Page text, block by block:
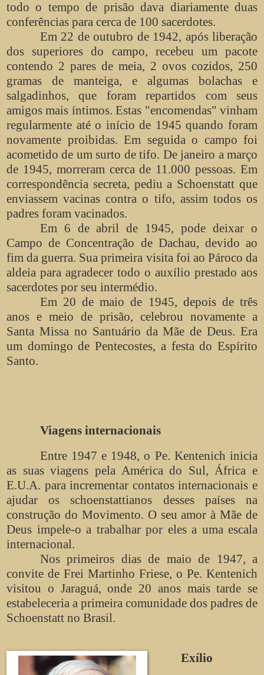
todo o tempo de prisão dava diariamente duas
conferências para cerca de 100 sacerdotes.
Em 22 de outubro de 1942, após liberação
dos superiores do campo, recebeu um pacote
contendo 2 pares de meia, 2 ovos cozidos, 250
gramas de manteiga, e algumas bolachas e
salgadinhos, que foram repartidos com seus
amigos mais íntimos. Estas "encomendas" vinham
regularmente até o início de 1945 quando foram
novamente proibidas. Em seguida o campo foi
acometido de um surto de tifo. De janeiro a março
de 1945, morreram cerca de 11.000 pessoas. Em
correspondência secreta, pediu a Schoenstatt que
enviassem vacinas contra o tifo, assim todos os
padres foram vacinados.
Em 6 de abril de 1945, pode deixar o
Campo de Concentração de Dachau, devido ao
fim da guerra. Sua primeira visita foi ao Pároco da
aldeia para agradecer todo o auxílio prestado aos
sacerdotes por seu intermédio.
Em 20 de maio de 1945, depois de três
anos e meio de prisão, celebrou novamente a
Santa Missa no Santuário da Mãe de Deus. Era
um domingo de Pentecostes, a festa do Espírito
Santo.
Viagens internacionais
Entre 1947 e 1948, o Pe. Kentenich inicia
as suas viagens pela América do Sul, África e
E.U.A. para incrementar contatos internacionais e
ajudar os schoenstattianos desses países na
construção do Movimento. O seu amor à Mãe de
Deus impele-o a trabalhar por eles a uma escala
internacional.
Nos primeiros dias de maio de 1947, a
convite de Frei Martinho Friese, o Pe. Kentenich
visitou o Jaraguá, onde 20 anos mais tarde se
estabeleceria a primeira comunidade dos padres de
Schoenstatt no Brasil.
Exílio